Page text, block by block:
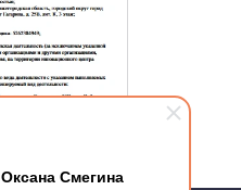
Оксана Смегина